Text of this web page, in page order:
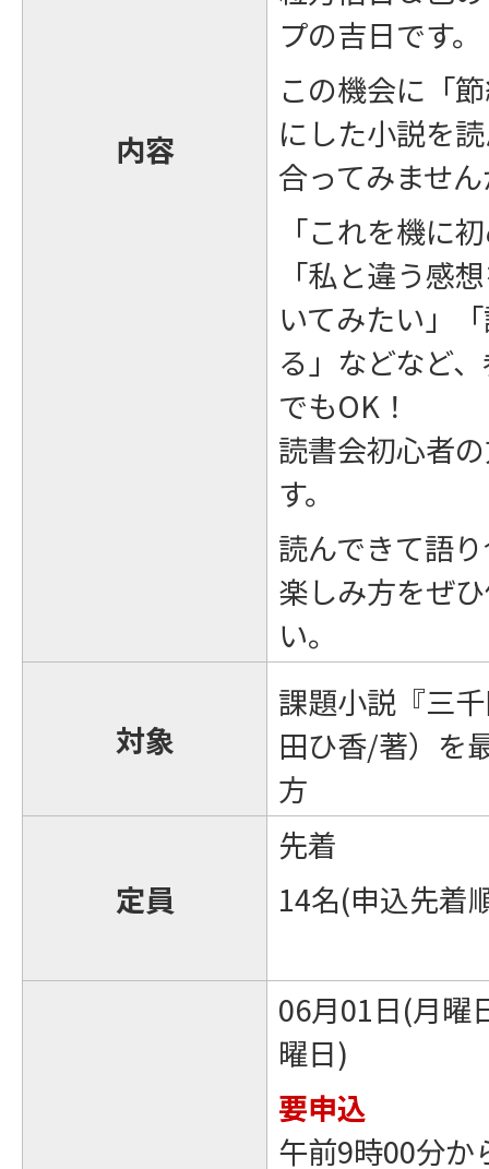
内容
プの吉日です。
この機会に「
にした小説を
合ってみませ
「これを機に
「私と違う感
いてみたい」
る」などなど
でもOK！
読書会初心者
す。
読んできて語
楽しみ方をぜ
い。
対象
課題小説『三
田ひ香/著）を
方
定員
先着
14名(申込先着
06月01日(月曜
曜日)
要申込
午前9時00分か